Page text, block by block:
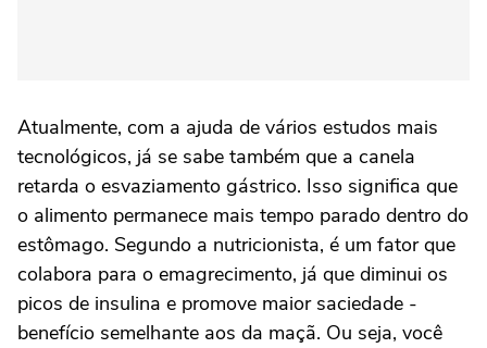
Atualmente, com a ajuda de vários estudos mais
tecnológicos, já se sabe também que a canela
retarda o esvaziamento gástrico. Isso significa que
o alimento permanece mais tempo parado dentro do
estômago. Segundo a nutricionista, é um fator que
colabora para o emagrecimento, já que diminui os
picos de insulina e promove maior saciedade -
benefício semelhante aos da maçã. Ou seja, você